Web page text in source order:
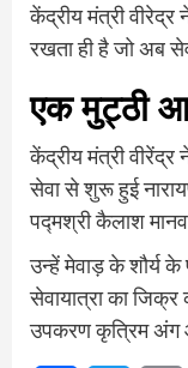
केंद्रीय मंत्री
रखता ही है जो अब
एक मुट्ठी
केंद्रीय मंत्री
सेवा से शुरू हुई
पद्मश्री कैलाश
उन्हें मेवाड़ के शौर्य के
सेवायात्रा का
उपकरण कृत्रिम अंग